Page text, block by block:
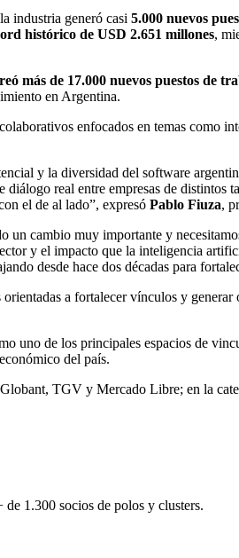
industria generó casi 5.000 nuevos
histórico de USD 2.651 millones,
más de 17.000 nuevos puestos de
en Argentina.
enfocados en temas como
y la diversidad del software
real entre empresas de
el de al lado”, expresó Pablo Fiuza,
un cambio muy importante y
y el impacto que la inteligencia
desde hace dos décadas para
a fortalecer vínculos y
uno de los principales espacios de
del país.
TGV y Mercado Libre; en la
de 1.300 socios de polos y clusters.